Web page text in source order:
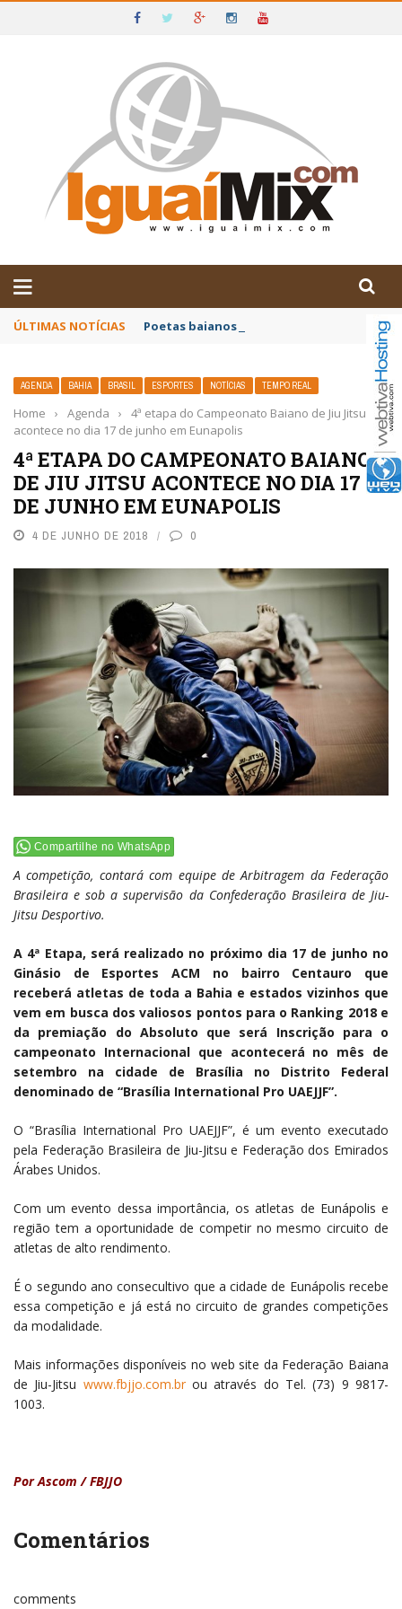
IGUAÍ E SUDOESTE DA BAHIA
ÚLTIMAS NOTÍCIAS Poetas baianos representam o Brasil no
AGENDA BAHIA BRASIL ESPORTES NOTÍCIAS TEMPO REAL
Home › Agenda ›
4ª etapa do Campeonato Baiano de Jiu Jitsu
acontece no dia 17 de junho em Eunapolis
4ª ETAPA DO CAMPEONATO BAIANO
DE JIU JITSU ACONTECE NO DIA 17
DE JUNHO EM EUNAPOLIS
4 DE JUNHO DE 2018 0
Compartilhe no WhatsApp
A competição, contará com equipe de Arbitragem da Federação
Brasileira e sob a supervisão da Confederação Brasileira de Jiu-
Jitsu Desportivo.
A 4ª Etapa, será realizado no próximo dia 17 de junho no
Ginásio de Esportes ACM no bairro Centauro que
receberá atletas de toda a Bahia e estados vizinhos que
vem em busca dos valiosos pontos para o Ranking 2018 e
da premiação do Absoluto que será Inscrição para o
campeonato Internacional que acontecerá no mês de
setembro na cidade de Brasília no Distrito Federal
denominado de “Brasília International Pro UAEJJF”.
O “Brasília International Pro UAEJJF”, é um evento executado
pela Federação Brasileira de Jiu-Jitsu e Federação dos Emirados
Árabes Unidos.
Com um evento dessa importância, os atletas de Eunápolis e
região tem a oportunidade de competir no mesmo circuito de
atletas de alto rendimento.
É o segundo ano consecultivo que a cidade de Eunápolis recebe
essa competição e já está no circuito de grandes competições
da modalidade.
Mais informações disponíveis no web site da Federação Baiana
de Jiu-Jitsu www.fbjjo.com.brou através do Tel. (73) 9 9817-
1003.
Por Ascom / FBJJO
Comentários
comments